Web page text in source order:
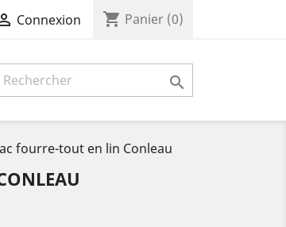
Connexion shopping_cart Panier (0)

fourre-tout en lin Conleau